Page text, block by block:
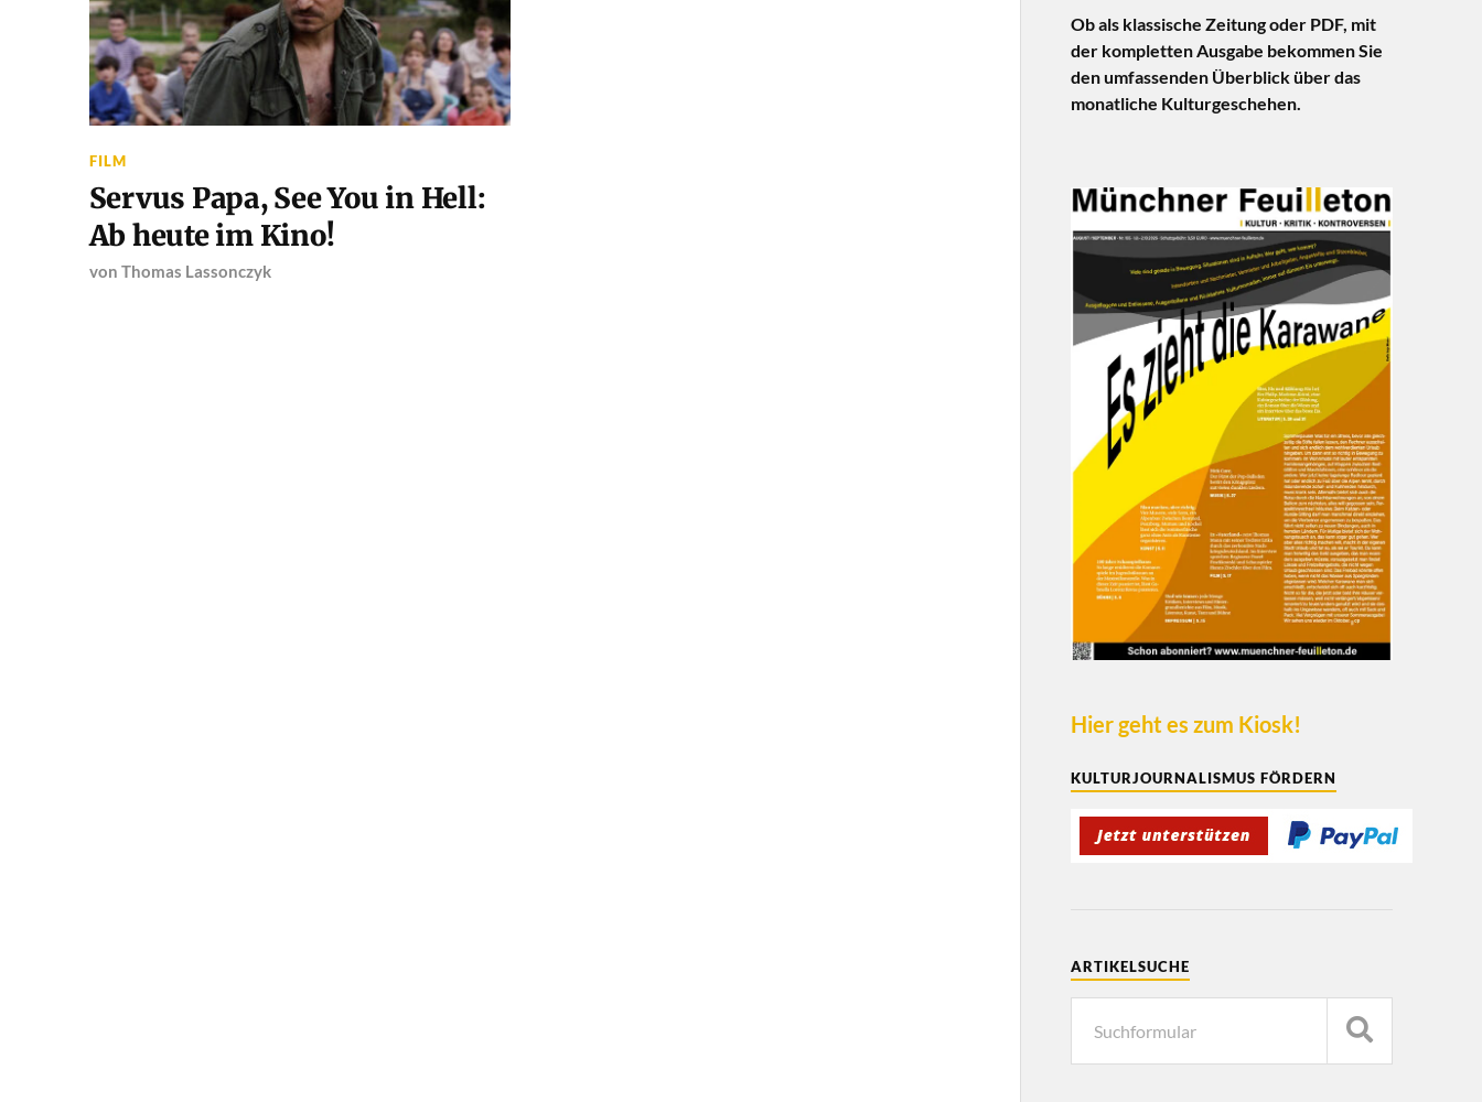
FILM
Servus Papa, See You in Hell:
Ab heute im Kino!
von Thomas Lassonczyk
Ob als klassische Zeitung oder PDF, mit
der kompletten Ausgabe bekommen Sie
den umfassenden Überblick über das
monatliche Kulturgeschehen.
Hier geht es zum Kiosk!
KULTURJOURNALISMUS FÖRDERN
ARTIKELSUCHE